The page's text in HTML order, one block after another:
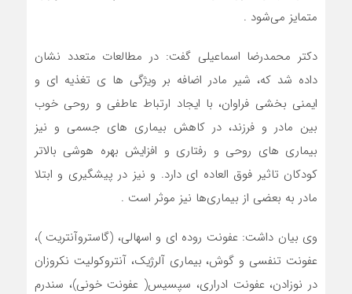
متمایز می‌شود .
دکتر محمدرضا اسماعیلی گفت: در مطالعات متعدد نشان
داده شد که، شیر مادر اضافه بر ویژگی ها ی تغذیه ای و
ایمنی بخشی فراوان، با ایجاد ارتباط عاطفی و روحی خوب
بین مادر و فرزند، در کاهش بیماری های جسمی و نیز
بیماری های روحی و رفتاری ‌و افزایش بهره هوشی بالاتر
کودکان تاثیر فوق العاده ای دارد. و نیز در پیشگیری و ابتلا
مادر به بعضی از بیماری‌ها نیز موثر است .
وی بیان داشت: عفونت روده ای و اسهالی، (گاستروآنتریت )،
عفونت تنفسی و گوش، بیماری آلرژیک، آنتروکولیت نکروزان
در نوزادن، عفونت ادراری، سپسیس( عفونت خونی)، سندرم